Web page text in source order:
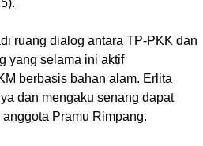
ruang dialog antara TP-PKK dan
yang selama ini aktif
berbasis bahan alam. Erlita
dan mengaku senang dapat
Pramu Rimpang.